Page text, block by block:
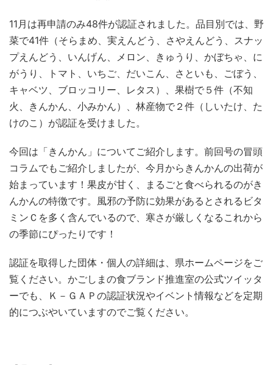
11月は再申請のみ48件が認証されました。品目別では、野
菜で41件（そらまめ、実えんどう、さやえんどう、スナッ
プえんどう、いんげん、メロン、きゅうり、かぼちゃ、に
がうり、トマト、いちご、だいこん、さといも、ごぼう、
キャベツ、ブロッコリー、レタス）、果樹で５件（不知
火、きんかん、小みかん）、林産物で２件（しいたけ、た
けのこ）が認証を受けました。
今回は「きんかん」についてご紹介します。前回号の冒頭
コラムでもご紹介しましたが、今月からきんかんの出荷が
始まっています！果皮が甘く、まるごと食べられるのがき
んかんの特徴です。風邪の予防に効果があるとされるビタ
ミンＣを多く含んでいるので、寒さが厳しくなるこれから
の季節にぴったりです！
認証を取得した団体・個人の詳細は、県ホームページをご
覧ください。かごしまの食ブランド推進室の公式ツイッタ
ーでも、Ｋ－ＧＡＰの認証状況やイベント情報などを定期
的につぶやいていますのでご覧ください。